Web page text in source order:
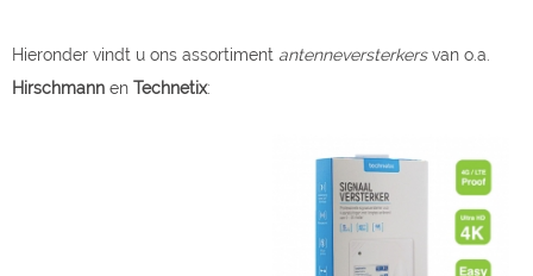
Hieronder vindt u ons assortiment antenneversterkersvan o.a.
Hirschmann en Technetix: